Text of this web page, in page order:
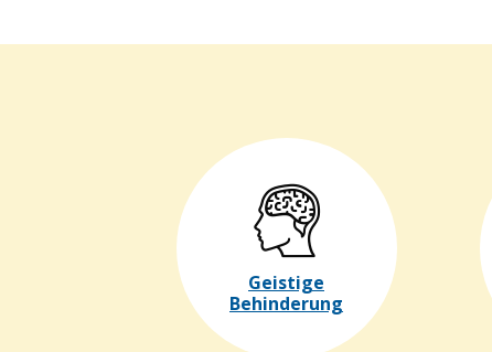
Geistige
Behinderung